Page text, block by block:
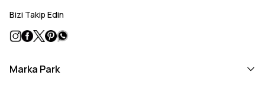
Bizi Takip Edin
Marka Park